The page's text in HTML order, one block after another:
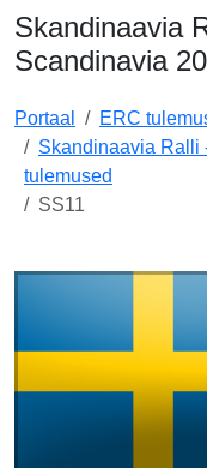
Skandinaavia
Scandinavia
Portaal ERC
Skandinaavia Ralli
tulemused
SS11